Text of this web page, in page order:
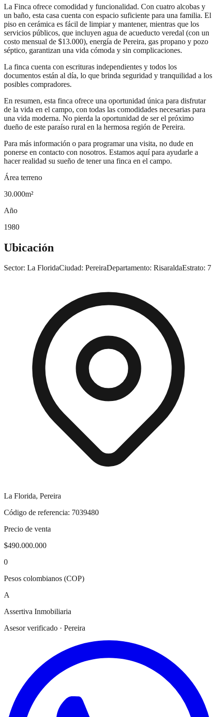
La Finca ofrece comodidad y funcionalidad. Con cuatro alcobas y
un baño, esta casa cuenta con espacio suficiente para una familia. El
piso en cerámica es fácil de limpiar y mantener, mientras que los
servicios públicos, que incluyen agua de acueducto veredal (con un
costo mensual de $13.000), energía de Pereira, gas propano y pozo
séptico, garantizan una vida cómoda y sin complicaciones.
La finca cuenta con escrituras independientes y todos los
documentos están al día, lo que brinda seguridad y tranquilidad a los
posibles compradores.
En resumen, esta finca ofrece una oportunidad única para disfrutar
de la vida en el campo, con todas las comodidades necesarias para
una vida moderna. No pierda la oportunidad de ser el próximo
dueño de este paraíso rural en la hermosa región de Pereira.
Para más información o para programar una visita, no dude en
ponerse en contacto con nosotros. Estamos aquí para ayudarle a
hacer realidad su sueño de tener una finca en el campo.
Área terreno
30.000m²
Año
1980
Ubicación
Sector: La FloridaCiudad: PereiraDepartamento: RisaraldaEstrato: 7
La Florida, Pereira
Código de referencia: 7039480
Precio de venta
$490.000.000
0
Pesos colombianos (COP)
A
Assertiva Inmobiliaria
Asesor verificado · Pereira